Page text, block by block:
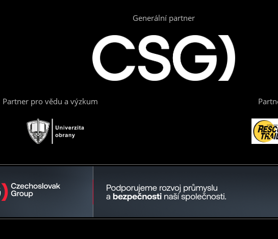
Generální partner
Partner pro vědu a výzkum